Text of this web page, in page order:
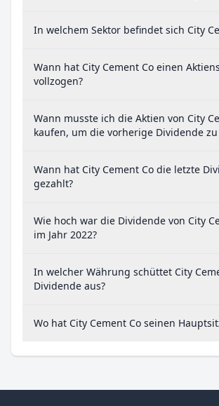
In welchem Sektor befindet sich City
Wann hat City Cement Co einen
vollzogen?
Wann musste ich die Aktien von City
kaufen, um die vorherige Dividende
Wann hat City Cement Co die letzte
gezahlt?
Wie hoch war die Dividende von City
im Jahr 2022?
In welcher Währung schüttet City
Dividende aus?
Wo hat City Cement Co seinen